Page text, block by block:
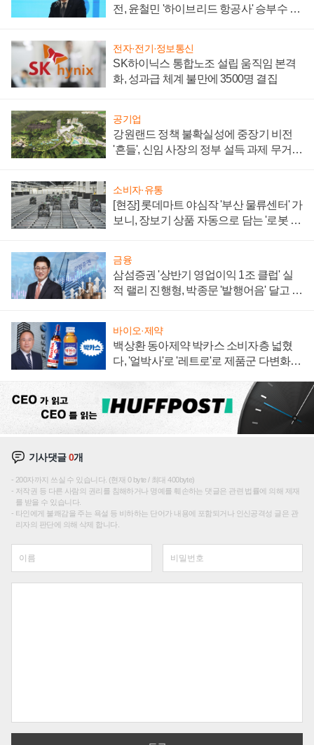
전, 윤철민 '하이브리드 항공사' 승부수 통
전자·전기·정보통신
SK하이닉스 통합노조 설립 움직임 본격
화, 성과급 체계 불만에 3500명 결집
공기업
강원랜드 정책 불확실성에 중장기 비전
'흔들', 신임 사장의 정부 설득 과제 무거워
소비자·유통
[현장] 롯데마트 야심작 '부산 물류센터' 가
보니, 장보기 상품 자동으로 담는 '로봇 40
금융
삼섬증권 '상반기 영업이익 1조 클럽' 실
적 랠리 진행형, 박종문 '발행어음' 달고 연
바이오·제약
백상환 동아제약 박카스 소비자층 넓혔
다, '얼박사'로 '레트로'로 제품군 다변화
기사댓글0개
200자까지 쓰실 수 있습니다. (현재 0 byte / 최대 400byte)
저작권 등 다른 사람의 권리를 침해하거나 명예를 훼손하는 댓글은 관련 법률에 의해 제재
를 받을 수 있습니다.
타인에게 불쾌감을 주는 욕설 등 비하하는 단어가 내용에 포함되거나 인신공격성 글은 관
리자의 판단에 의해 삭제 합니다.